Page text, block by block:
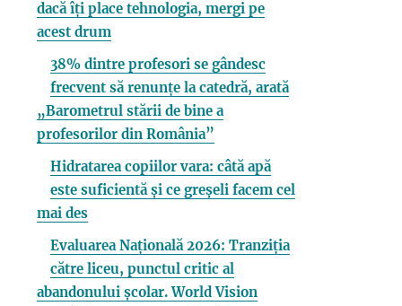
dacă îți place tehnologia, mergi pe
acest drum
38% dintre profesori se gândesc
frecvent să renunțe la catedră, arată
„Barometrul stării de bine a
profesorilor din România”
Hidratarea copiilor vara: câtă apă
este suficientă și ce greșeli facem cel
mai des
Evaluarea Națională 2026: Tranziția
către liceu, punctul critic al
abandonului școlar. World Vision